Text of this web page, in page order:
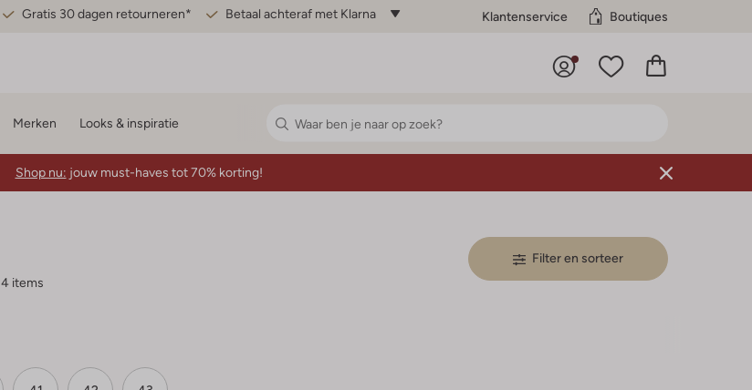
Gratis 30 dagen retourneren* Betaal achteraf met Klarna Klantenservice Boutiques
Merken Looks & inspiratie
Shop nu: jouw must-haves tot 70% korting!
4 items
Filter en sorteer